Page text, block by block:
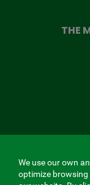
THE
We use our own
optimize browsing